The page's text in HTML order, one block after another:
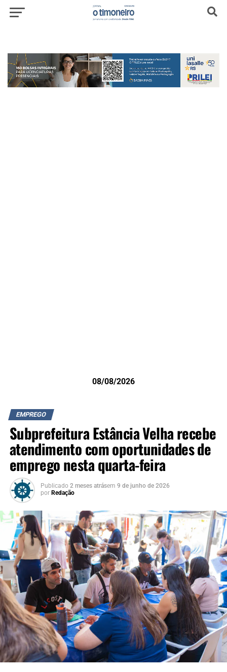
08/08/2026
EMPREGO
Subprefeitura Estância Velha recebe
atendimento com oportunidades de
emprego nesta quarta-feira
Publicado 2 meses atrásem 9 de junho de 2026
por Redação